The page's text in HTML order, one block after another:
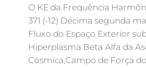
O KE da Frequência
371 (-12) Décima segunda
Fluxo do Espaço Exterior
Hiperplasma Beta Alfa da
Cósmica,Campo de Força